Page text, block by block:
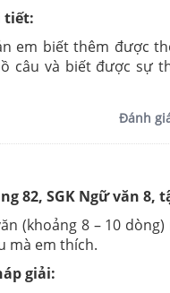
tiết:
em biết thêm được
câu và biết được sự
Đánh
82, SGK Ngữ văn 8,
(khoảng 8 – 10
mà em thích.
giải: